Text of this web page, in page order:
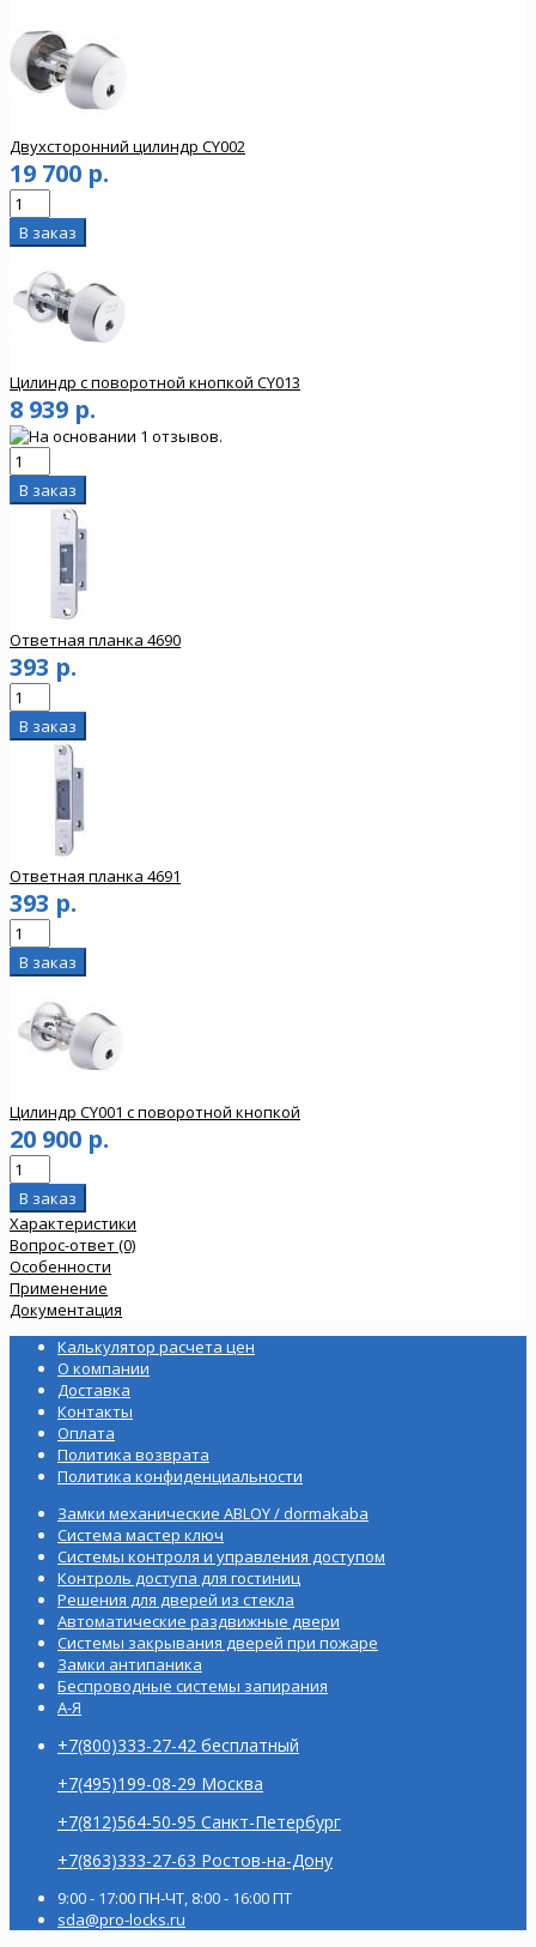
Двухсторонний цилиндр CY002
19 700 р.
Цилиндр с поворотной кнопкой CY013
8 939 р.
Ответная планка 4690
393 р.
Ответная планка 4691
393 р.
Цилиндр CY001 с поворотной кнопкой
20 900 р.
Характеристики
Вопрос-ответ (0)
Особенности
Применение
Документация
Калькулятор расчета цен
О компании
Доставка
Контакты
Оплата
Политика возврата
Политика конфиденциальности
Замки механические ABLOY / dormakaba
Система мастер ключ
Системы контроля и управления доступом
Контроль доступа для гостиниц
Решения для дверей из стекла
Автоматические раздвижные двери
Системы закрывания дверей при пожаре
Замки антипаника
Беспроводные системы запирания
А-Я
+7(800)333-27-42 бесплатный
+7(495)199-08-29 Москва
+7(812)564-50-95 Санкт-Петербург
+7(863)333-27-63 Ростов-на-Дону
9:00 - 17:00 ПН-ЧТ, 8:00 - 16:00 ПТ
sda@pro-locks.ru